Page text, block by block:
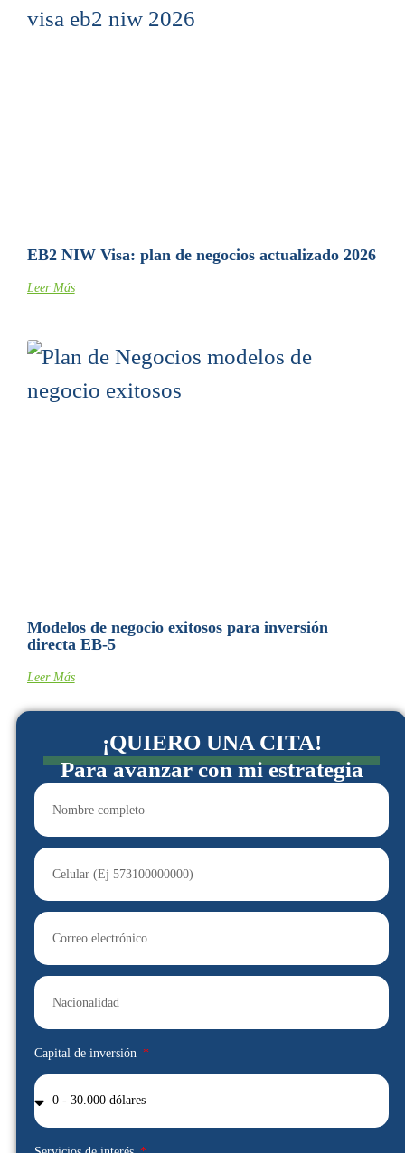
EB2 NIW Visa: plan de negocios actualizado 2026
Leer Más
Modelos de negocio exitosos para inversión
directa EB-5
Leer Más
¡QUIERO UNA CITA!
Para avanzar con mi estrategia
Capital de inversión